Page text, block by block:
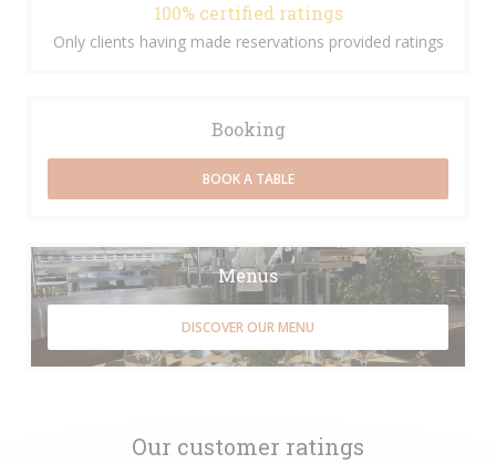
Our customer ratings
100% certified ratings
Only clients having made reservations provided ratings
Booking
BOOK A TABLE
Menus
DISCOVER OUR MENU